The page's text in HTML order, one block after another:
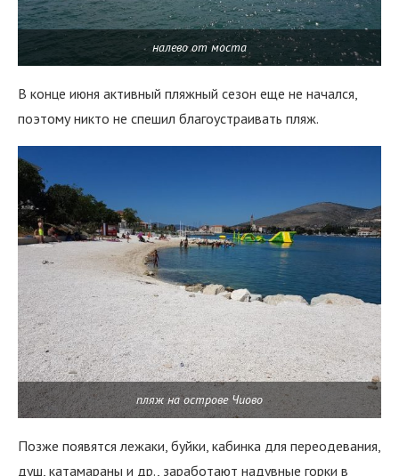
налево от моста
В конце июня активный пляжный сезон еще не начался,
поэтому никто не спешил благоустраивать пляж.
пляж на острове Чиово
Позже появятся лежаки, буйки, кабинка для переодевания,
душ, катамараны и др., заработают надувные горки в